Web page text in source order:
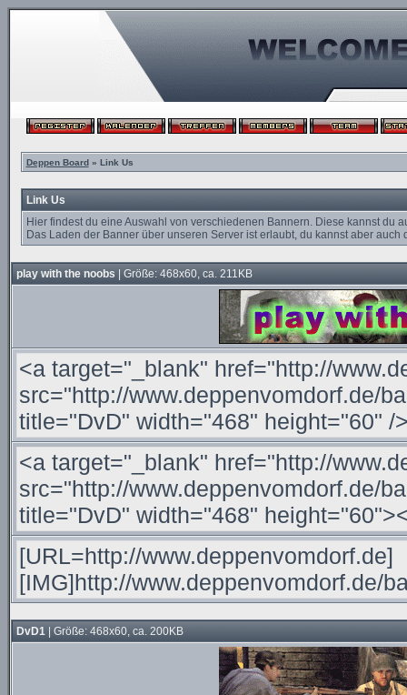
Deppen Board» Link Us
Link Us
Hier findest du eine Auswahl von verschiedenen Bannern. Diese kannst
Das Laden der Banner über unseren Server ist erlaubt, du kannst aber
play with the noobs | Größe: 468x60, ca. 211KB
DvD1 | Größe: 468x60, ca. 200KB